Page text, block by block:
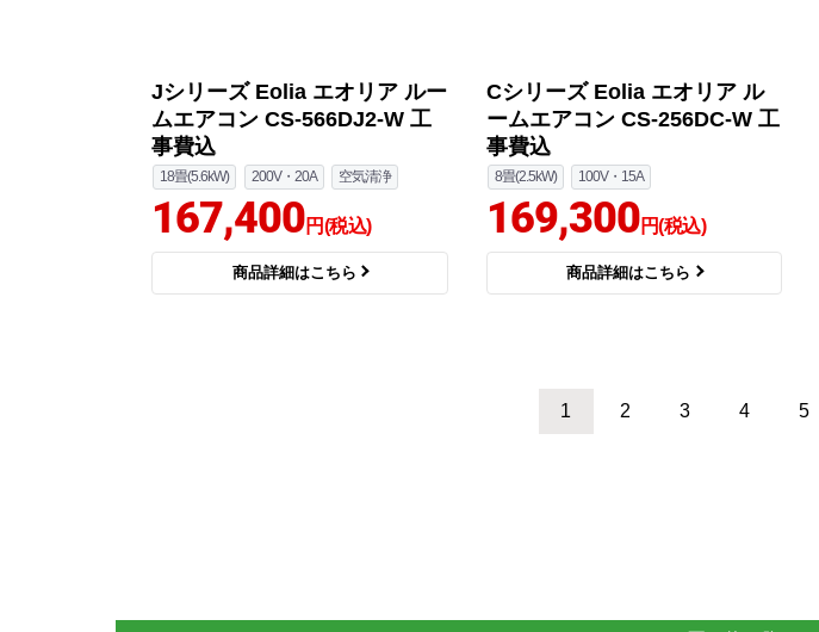
Jシリーズ Eolia エオリア ルー
ムエアコン CS-566DJ2-W 工
事費込
18畳(5.6kW) 200V・20A 空気清浄
167,400円(税込)
商品詳細はこちら
Cシリーズ Eolia エオリア ル
ームエアコン CS-256DC-W 工
事費込
8畳(2.5kW) 100V・15A
169,300円(税込)
商品詳細はこちら
1 2 3 4 5